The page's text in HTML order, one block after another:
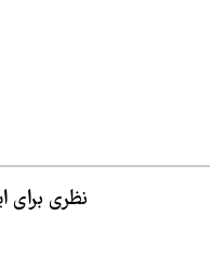
نظری